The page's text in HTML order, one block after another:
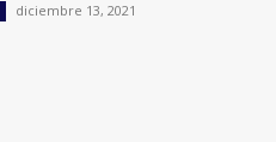
diciembre 13, 2021